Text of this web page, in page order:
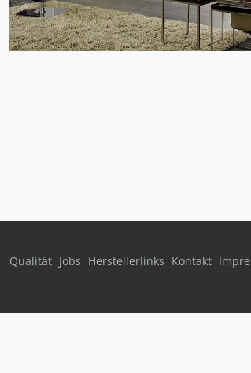
Qualität Jobs Herstellerlinks Kontakt